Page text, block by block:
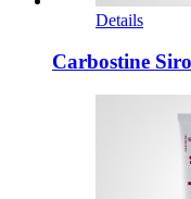
Details
Carbostine